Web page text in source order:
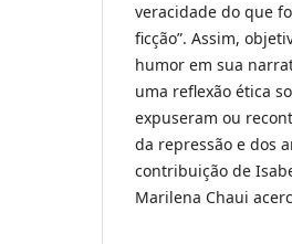
veracidade do que
ficção”. Assim,
humor em sua
uma reflexão ética
expuseram ou
da repressão e dos
contribuição de
Marilena Chaui